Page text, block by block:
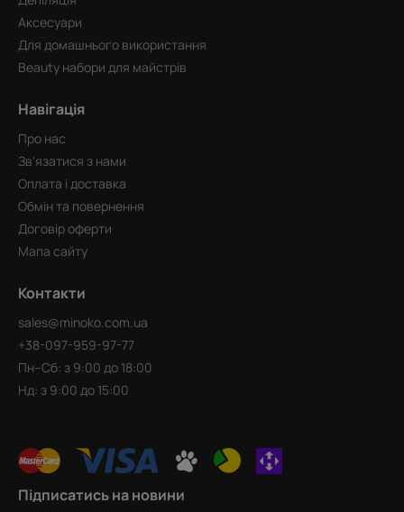
Аксесуари
Для домашнього використання
Beauty набори для майстрів
Навігація
Про нас
Зв'язатися з нами
Оплата і доставка
Обмін та повернення
Договір оферти
Мапа сайту
Контакти
sales@minoko.com.ua
+38-097-959-97-77
Пн–Сб: з 9:00 до 18:00
Нд: з 9:00 до 15:00
Підписатись на новини